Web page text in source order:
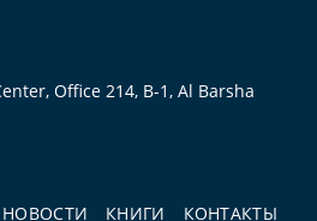
НОВОСТИ КНИГИ КОНТАКТЫ
Office 214, B-1, Al Barsha